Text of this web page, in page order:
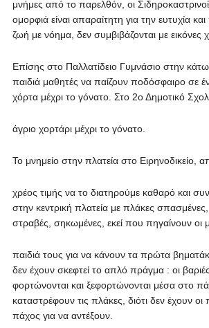
μνήμες από το παρελθόν, οι
ομορφιά είναι απαραίτητη για την ευτυχία
ζωή με νόημα, δεν συμβιβάζονται με εικόνες
Επίσης στο Παλλατίδειο Γυμνάσιο στην
παιδιά μαθητές να παίζουν ποδόσφαιρο σε
χόρτα μέχρι το γόνατο. Στο 2ο Δημοτικό
άγριο χορτάρι μέχρι το γόνατο.
Το μνημείο στην πλατεία στο Ειρηνοδικείο,
χρέος τιμής να το διατηρούμε καθαρό και
στην κεντρική πλατεία με πλάκες
στραβές, σηκωμένες, εκεί που πηγαίνουν οι
παιδιά τους για να κάνουν τα πρώτα
δεν έχουν σκεφτεί το απλό πράγμα : οι
φορτώνονται και ξεφορτώνονται μέσα στο
καταστρέφουν τις πλάκες, διότι δεν έχουν
πάχος για να αντέξουν.